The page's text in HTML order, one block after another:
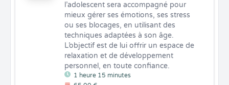
1 heure 15 minutes
l’adolescent sera accompagné pour
mieux gérer ses émotions, ses stress
ou ses blocages, en utilisant des
techniques adaptées à son âge.
L’objectif est de lui offrir un espace de
relaxation et de développement
personnel, en toute confiance.